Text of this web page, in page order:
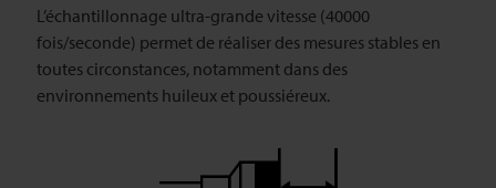
L’échantillonnage ultra-grande vitesse (40000
fois/seconde) permet de réaliser des mesures stables en
toutes circonstances, notamment dans des
environnements huileux et poussiéreux.